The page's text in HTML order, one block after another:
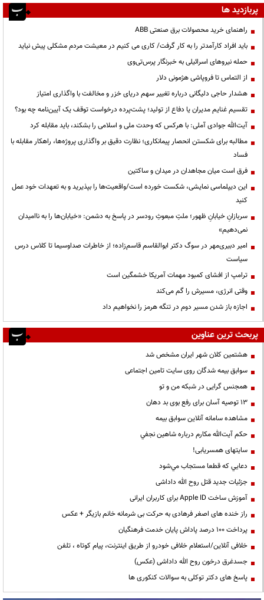
پربازدید ها
راهنمای خرید محصولات برق صنعتی ABB
باید افراد کارآمدتر را به کار گرفت/ کاری می کنیم در معیشت مردم مشکلی پیش نیاید
حمله نیروهای اسرائیلی به خبرنگار پرس‌تی‌وی
از التماس تا فروپاشی هژمونی دلار
هشدار حاجی دلیگانی درباره تغییر سهم دریای خزر و مخالفت با واگذاری امتیاز
تقسیم غنایم مدیران یا دفاع از تولید؛ پشت‌پرده درخواست توقف یک آیین‌نامه چه بود؟
آیت‌الله جوادی آملی: با هرکس که وحدت ملی و اسلامی را بشکند، باید مقابله کرد
مطالبه برای شکستن انحصار پیمانکاری؛ نظارت دقیق بر واگذاری پروژه‌ها، راهکار مقابله با
فساد
فرق است میان مجاهدان در میدان و ساکتین
این دیپلماسی نمایشی، شکست خورده است/واقعیت‌ها را بپذیرید و به تعهدات خود عمل
کنید
سربازانِ خیابانِ ظهور؛ ملتِ مبعوثِ رودسر در پاسخ به دشمن: «خیابان‌ها را به ناامیدان
نمی‌دهیم»
امیر دبیری‌مهر در سوگ دکتر ابوالقاسم قاسم‌زاده؛ از خاطرات صداوسیما تا کلاس درس
سیاست
ترامپ از افشای کمبود مهمات آمریکا خشمگین است
وقتی انرژی، مسیرش را گم می‌کند
اجازه باز شدن مسیر دوم در تنگه هرمز را نخواهیم داد
پربحث ترین عناوین
هشتمین کلان شهر ایران مشخص شد
سوابق بیمه شدگان روی سایت تامین اجتماعی
همجنس گرایی در شبکه من و تو
13 توصیه آسان برای رفع بوی بد دهان
مشاهده سامانه آنلاين سوابق بیمه
حكم آيت‌الله مكارم درباره شاهين نجفي
سایتهای همسریابی!
دعايي كه قطعا مستجاب مي‌شود
جزئیات جدید قتل روح الله داداشی
آموزش ساخت Apple ID برای کاربران ایرانی
راز خنده های اصغر فرهادی به حرکت بی شرمانه خانم بازیگر + عکس
پرداخت ۱۰۰ درصد پاداش پایان خدمت فرهنگیان
خلافی آنلاین/استعلام خلافی خودرو از طریق اینترنت، پیام کوتاه ، تلفن
جسدغرق درخون روح الله داداشی (عکس)
پاسخ های دکتر توکلی به سوالات کنکوری ها